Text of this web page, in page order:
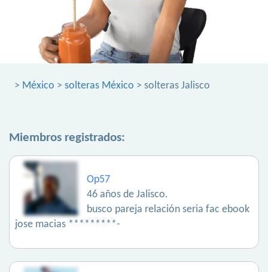
> México > solteras México > solteras Jalisco
Miembros registrados:
Op57
46 años de Jalisco.
busco pareja relación seria fac ebook
jose macias *********-